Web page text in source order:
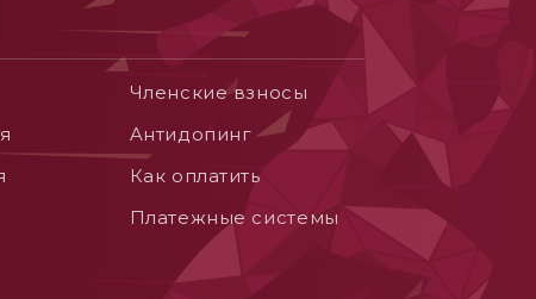
Членские взносы
Aнтидопинг
Как оплатить
Платежные системы